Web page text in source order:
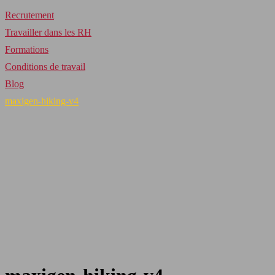
Recrutement
Travailler dans les RH
Formations
Conditions de travail
Blog
maxigen-hiking-v4